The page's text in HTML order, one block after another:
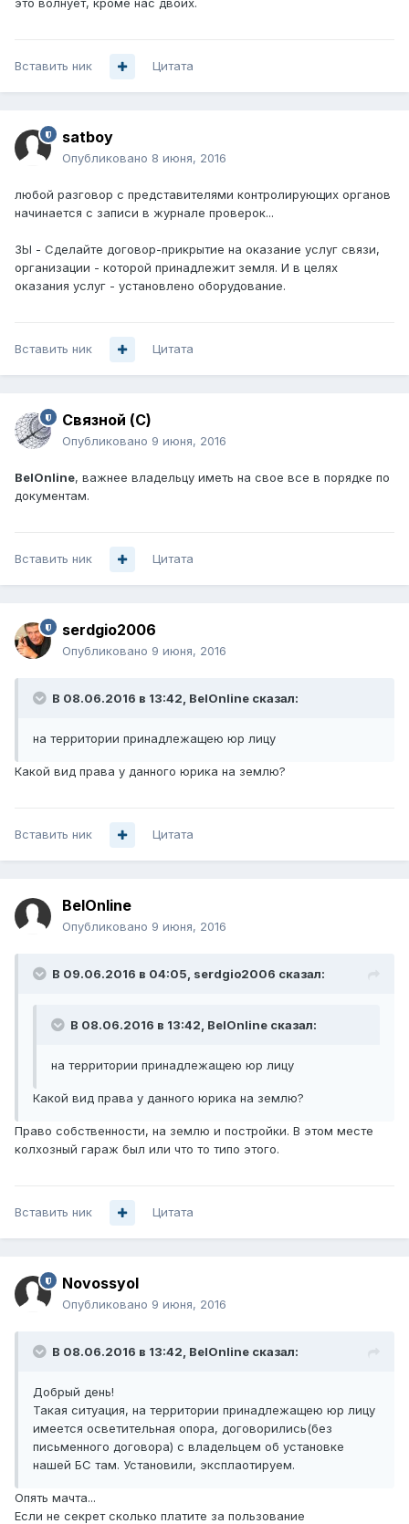
это волнует, кроме нас двоих.
Вставить ник Цитата
satboy
Опубликовано 8 июня, 2016
любой разговор с представителями контролирующих органов
начинается с записи в журнале проверок...
ЗЫ - Сделайте договор-прикрытие на оказание услуг связи,
организации - которой принадлежит земля. И в целях
оказания услуг - установлено оборудование.
Вставить ник Цитата
Связной (С)
Опубликовано 9 июня, 2016
BelOnline, важнее владельцу иметь на свое все в порядке по
документам.
Вставить ник Цитата
serdgio2006
Опубликовано 9 июня, 2016
В 08.06.2016 в 13:42, BelOnline сказал:
на территории принадлежащею юр лицу
Какой вид права у данного юрика на землю?
Вставить ник Цитата
BelOnline
Опубликовано 9 июня, 2016
В 09.06.2016 в 04:05, serdgio2006 сказал:
В 08.06.2016 в 13:42, BelOnline сказал:
на территории принадлежащею юр лицу
Какой вид права у данного юрика на землю?
Право собственности, на землю и постройки. В этом месте
колхозный гараж был или что то типо этого.
Вставить ник Цитата
Novossyol
Опубликовано 9 июня, 2016
В 08.06.2016 в 13:42, BelOnline сказал:
Добрый день!
Такая ситуация, на территории принадлежащею юр лицу
имеется осветительная опора, договорились(без
письменного договора) с владельцем об установке
нашей БС там. Установили, эксплаотируем.
Опять мачта...
Если не секрет сколько платите за пользование